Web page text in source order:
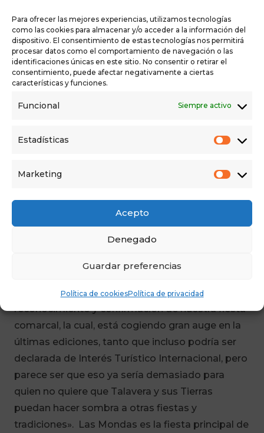
Para ofrecer las mejores experiencias, utilizamos tecnologías
como las cookies para almacenar y/o acceder a la información del
dispositivo. El consentimiento de estas tecnologías nos permitirá
procesar datos como el comportamiento de navegación o las
identificaciones únicas en este sitio. No consentir o retirar el
consentimiento, puede afectar negativamente a ciertas
características y funciones.
Funcional Siempre activo
Estadísticas
Marketing
Acepto
Denegado
Guardar preferencias
Política de cookiesPolítica de privacidad
para la mayoría es también un encuentro de
identidad comarcal, se echó en falta al
Presidente Regional Emiliano García Page y es
que parece ser que, «en una de las fiestas
presencia de la máxima autoridad regional,
Martínez Arroyo», denunciaron desde Nosotros
falta de interés en las tradiciones históricas de
castellanos manchegos, Emiliano García Page,
«el cual demuestra, una vez más, el ninguneo
hacia Talavera y sus Tierras». La presencia de la
de su filiación ideológica, «supone un
reconocimiento y confirmación de nuestra fiesta
comarcal, la cual, está cogiendo gran auge en la
últimas ediciones, tanto que incluso podría ser
declarada de Interés Turístico Internacional, pero
parece ser que eso ya sería demasiado para
quien no quiere que Talavera y sus Tierras
puedan hacer sombra a otras fiestas y
tradiciones». Las Mondas es la fiesta principal de